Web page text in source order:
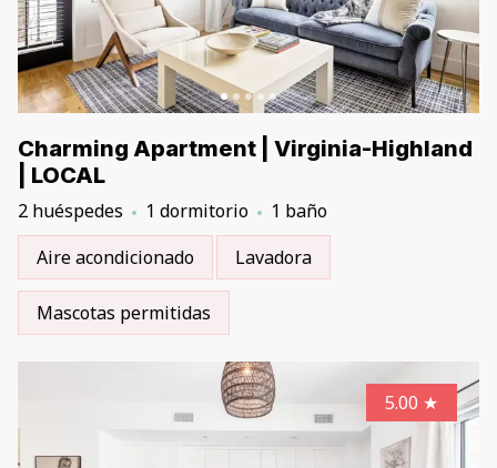
Charming Apartment | Virginia-Highland
| LOCAL
2 huéspedes 1 dormitorio
1 baño
Aire acondicionado
Lavadora
Mascotas permitidas
5.00 ★